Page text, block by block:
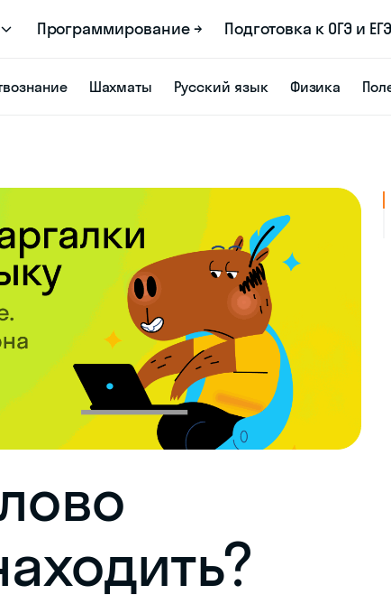
Программирование → Подготовка к ОГЭ и
Шахматы Русский язык Физика